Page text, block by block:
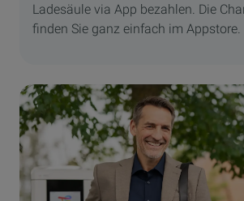
Ladesäule via App bezahlen. Die
finden Sie ganz einfach im Appstore.